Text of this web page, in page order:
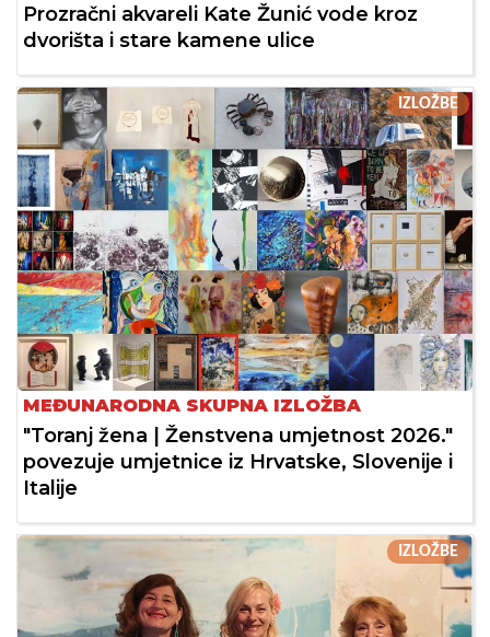
Prozračni akvareli Kate Žunić vode kroz
dvorišta i stare kamene ulice
IZLOŽBE
MEĐUNARODNA SKUPNA IZLOŽBA
"Toranj žena | Ženstvena umjetnost 2026."
povezuje umjetnice iz Hrvatske, Slovenije i
Italije
IZLOŽBE